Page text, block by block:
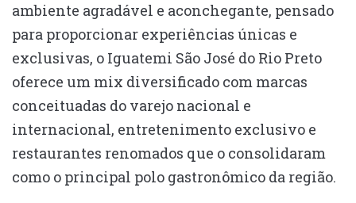
ambiente agradável e aconchegante, pensado
para proporcionar experiências únicas e
exclusivas, o Iguatemi São José do Rio Preto
oferece um mix diversificado com marcas
conceituadas do varejo nacional e
internacional, entretenimento exclusivo e
restaurantes renomados que o consolidaram
como o principal polo gastronômico da região.